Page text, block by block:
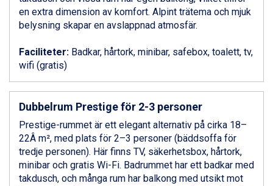
Livigno från 5.595 kr.
Ponte di Legno från 7.395 kr.
Sauze dOulx från 6.145 kr.
Alleghe från 8.545 kr.
Bad Gastein från 6.295 kr.
Arabba från 11.045 kr.
Cervinia från 8.245 kr.
Saalbach från 9.445 kr.
Sölden från 12.995 kr.
Bad Hofgastein från 8.595 kr.
Passo Tonale från 5.895 kr.
Champoluc från 5.945 kr.
Sestriere från 6.945 kr.
en extra dimension av komfort. Alpint trätema och mjuk
belysning skapar en avslappnad atmosfär.
Faciliteter: Badkar, hårtork, minibar, safebox, toalett, tv,
wifi (gratis)
Dubbelrum Prestige för 2-3 personer
Prestige-rummet är ett elegant alternativ på cirka 18–
22Â m², med plats för 2–3 personer (bäddsoffa för
tredje personen). Här finns TV, säkerhetsbox, hårtork,
minibar och gratis Wi-Fi. Badrummet har ett badkar med
takdusch, och många rum har balkong med utsikt mot